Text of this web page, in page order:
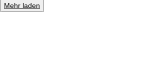
Mehr laden
Aktivitätsmöglichkeiten gibt.